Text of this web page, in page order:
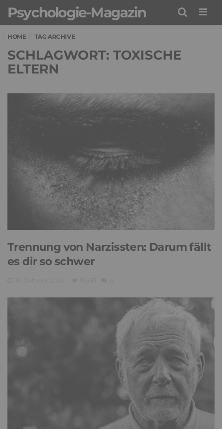
Psychologie-Magazin
HOME TAG ARCHIVE
SCHLAGWORT: TOXISCHE
ELTERN
Trennung von Narzissten: Darum fällt
es dir so schwer